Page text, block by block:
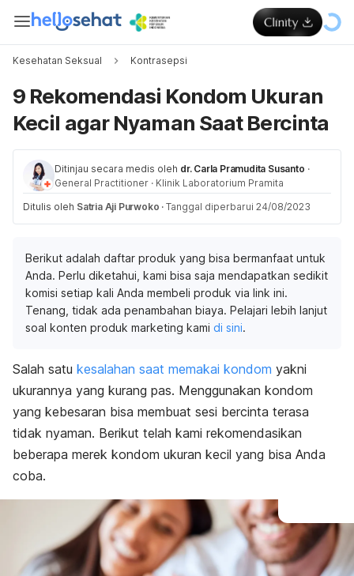
Kesehatan Seksual Kontrasepsi
9 Rekomendasi Kondom Ukuran
Kecil agar Nyaman Saat Bercinta
Ditinjau secara medis oleh dr. Carla Pramudita Susanto ·
General Practitioner · Klinik Laboratorium Pramita
Ditulis oleh Satria Aji Purwoko · Tanggal diperbarui 24/08/2023
Berikut adalah daftar produk yang bisa bermanfaat untuk
Anda. Perlu diketahui, kami bisa saja mendapatkan sedikit
komisi setiap kali Anda membeli produk via link ini.
Tenang, tidak ada penambahan biaya. Pelajari lebih lanjut
soal konten produk marketing kami di sini.
Salah satu kesalahan saat memakai kondom yakni
ukurannya yang kurang pas. Menggunakan kondom
yang kebesaran bisa membuat sesi bercinta terasa
tidak nyaman. Berikut telah kami rekomendasikan
beberapa merek kondom ukuran kecil yang bisa Anda
coba.